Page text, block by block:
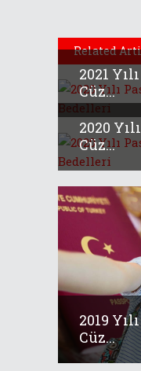
Related
2021
Cüz...
2020
Cüz...
2019
Cüz...